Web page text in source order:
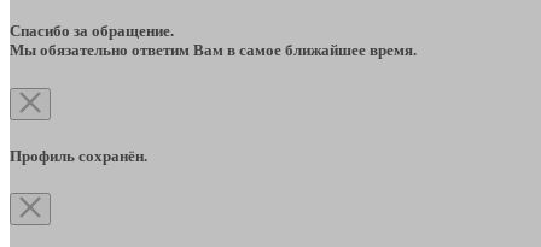
Спасибо за обращение.
Мы обязательно ответим Вам в самое ближайшее время.
Профиль сохранён.